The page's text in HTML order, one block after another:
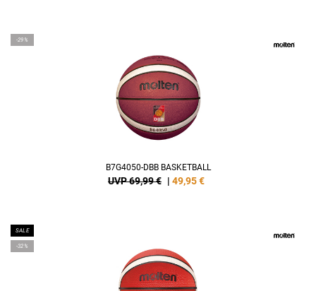
-29%
B7G4050-DBB BASKETBALL
UVP 69,99 € | 49,95€
SALE
-32%